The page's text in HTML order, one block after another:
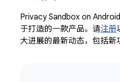
Privacy Sandbox on
于打造的一款产品。请注册
大进展的最新动态，包括新